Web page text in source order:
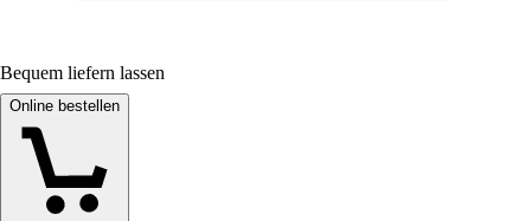
Bequem liefern lassen
Online bestellen